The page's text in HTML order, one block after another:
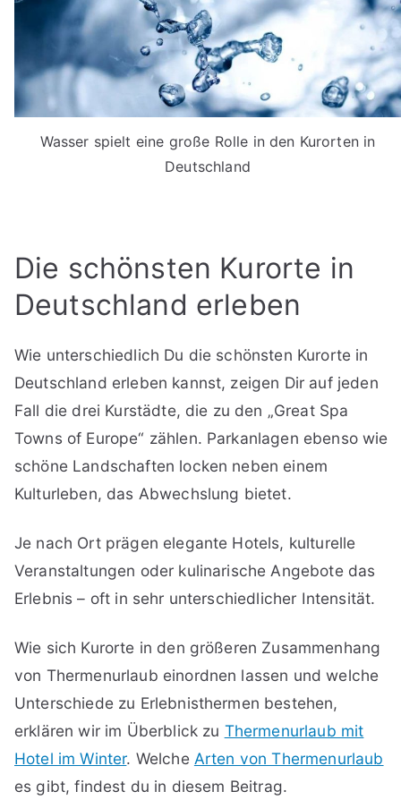
Wasser spielt eine große Rolle in den Kurorten in
Deutschland
Die schönsten Kurorte in
Deutschland erleben
Wie unterschiedlich Du die schönsten Kurorte in
Deutschland erleben kannst, zeigen Dir auf jeden
Fall die drei Kurstädte, die zu den „Great Spa
Towns of Europe“ zählen. Parkanlagen ebenso wie
schöne Landschaften locken neben einem
Kulturleben, das Abwechslung bietet.
Je nach Ort prägen elegante Hotels, kulturelle
Veranstaltungen oder kulinarische Angebote das
Erlebnis – oft in sehr unterschiedlicher Intensität.
Wie sich Kurorte in den größeren Zusammenhang
von Thermenurlaub einordnen lassen und welche
Unterschiede zu Erlebnisthermen bestehen,
erklären wir im Überblick zu Thermenurlaub mit
Hotel im Winter. Welche Arten von Thermenurlaub
es gibt, findest du in diesem Beitrag.